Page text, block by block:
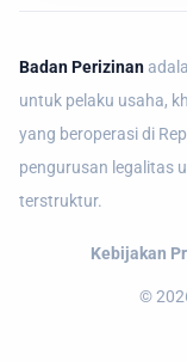
Badan Perizinan
untuk pelaku usaha,
yang beroperasi di
pengurusan legalitas
terstruktur.
Kebijakan
©